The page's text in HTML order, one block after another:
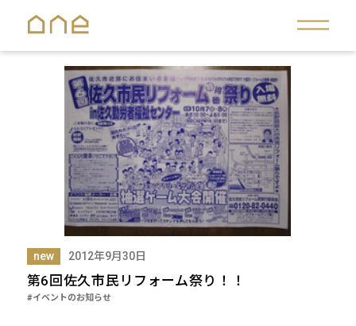
new 2012年9月30日
第6回佐久市民リフォーム祭り！！
#イベントのお知らせ